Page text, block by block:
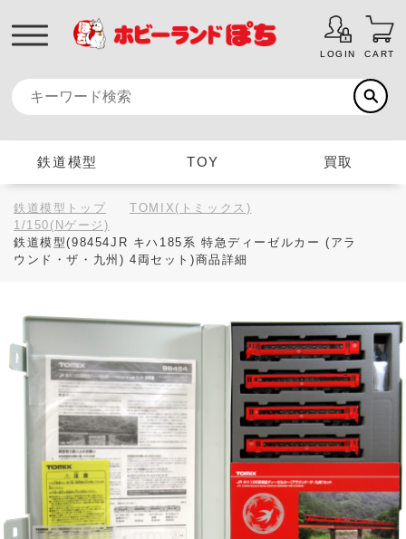
LOGIN CART
鉄道模型 TOY 買取
鉄道模型トップ
TOMIX(トミックス)
1/150(Nゲージ)
鉄道模型(98454JR キハ185系 特急ディーゼルカー (アラ
ウンド・ザ・九州) 4両セット)商品詳細